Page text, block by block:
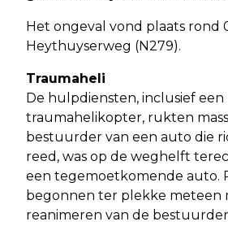
Het ongeval vond plaats rond
Heythuyserweg (N279).
Traumaheli
De hulpdiensten, inclusief een
traumahelikopter, rukten
bestuurder van een auto die
reed, was op de weghelft
een tegemoetkomende auto.
begonnen ter plekke meteen
reanimeren van de